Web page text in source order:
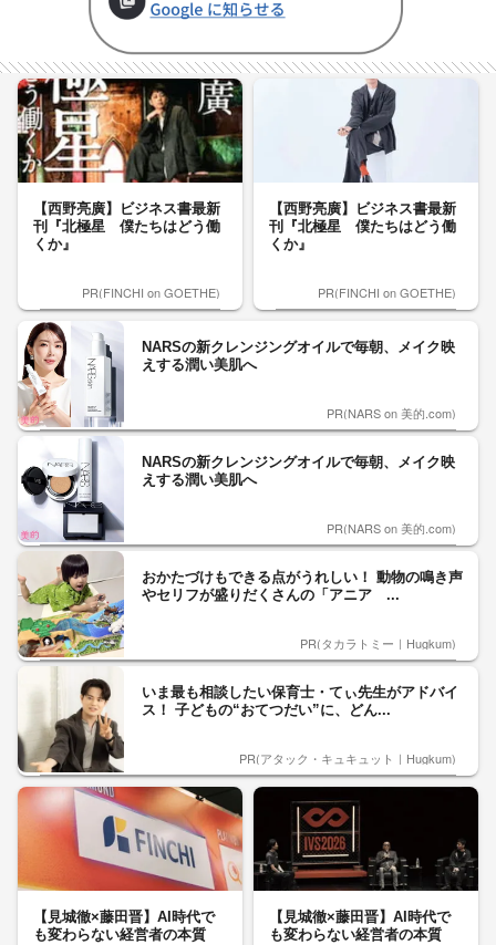
【西野亮廣】ビジネス書最新
刊『北極星 僕たちはどう働
くか』
PR(FINCHI on GOETHE)
【西野亮廣】ビジネス書最新
刊『北極星 僕たちはどう働
くか』
PR(FINCHI on GOETHE)
NARSの新クレンジングオイルで毎朝、メイク映
えする潤い美肌へ
PR(NARS on 美的.com)
NARSの新クレンジングオイルで毎朝、メイク映
えする潤い美肌へ
PR(NARS on 美的.com)
おかたづけもできる点がうれしい！ 動物の鳴き声
やセリフが盛りだくさんの「アニア ...
PR(タカラトミー｜Hugkum)
いま最も相談したい保育士・てぃ先生がアドバイ
ス！ 子どもの“おてつだい”に、どん...
PR(アタック・キュキュット｜Hugkum)
【見城徹×藤田晋】AI時代で
も変わらない経営者の本質
【見城徹×藤田晋】AI時代で
も変わらない経営者の本質